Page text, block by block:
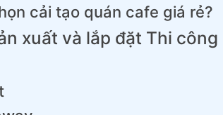
cải tạo quán cafe giá rẻ?
xuất và lắp đặt Thi